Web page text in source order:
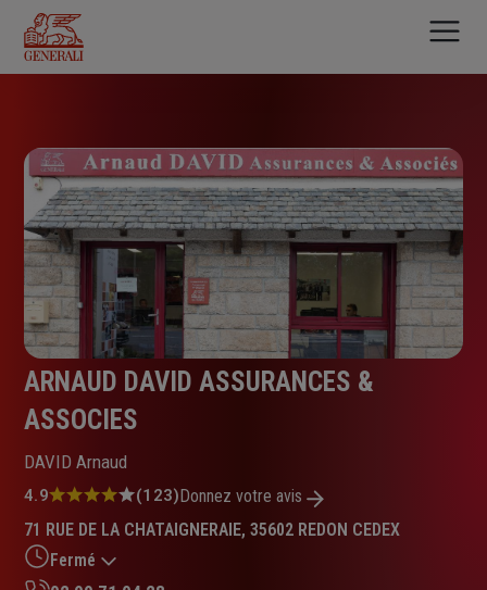
contenu
principal
ARNAUD DAVID ASSURANCES &
ASSOCIES
DAVID Arnaud
Note
4.9
sur
5
4.9 (123)Donnez votre avis
71 RUE DE LA CHATAIGNERAIE, 35602 REDON CEDEX
Fermé